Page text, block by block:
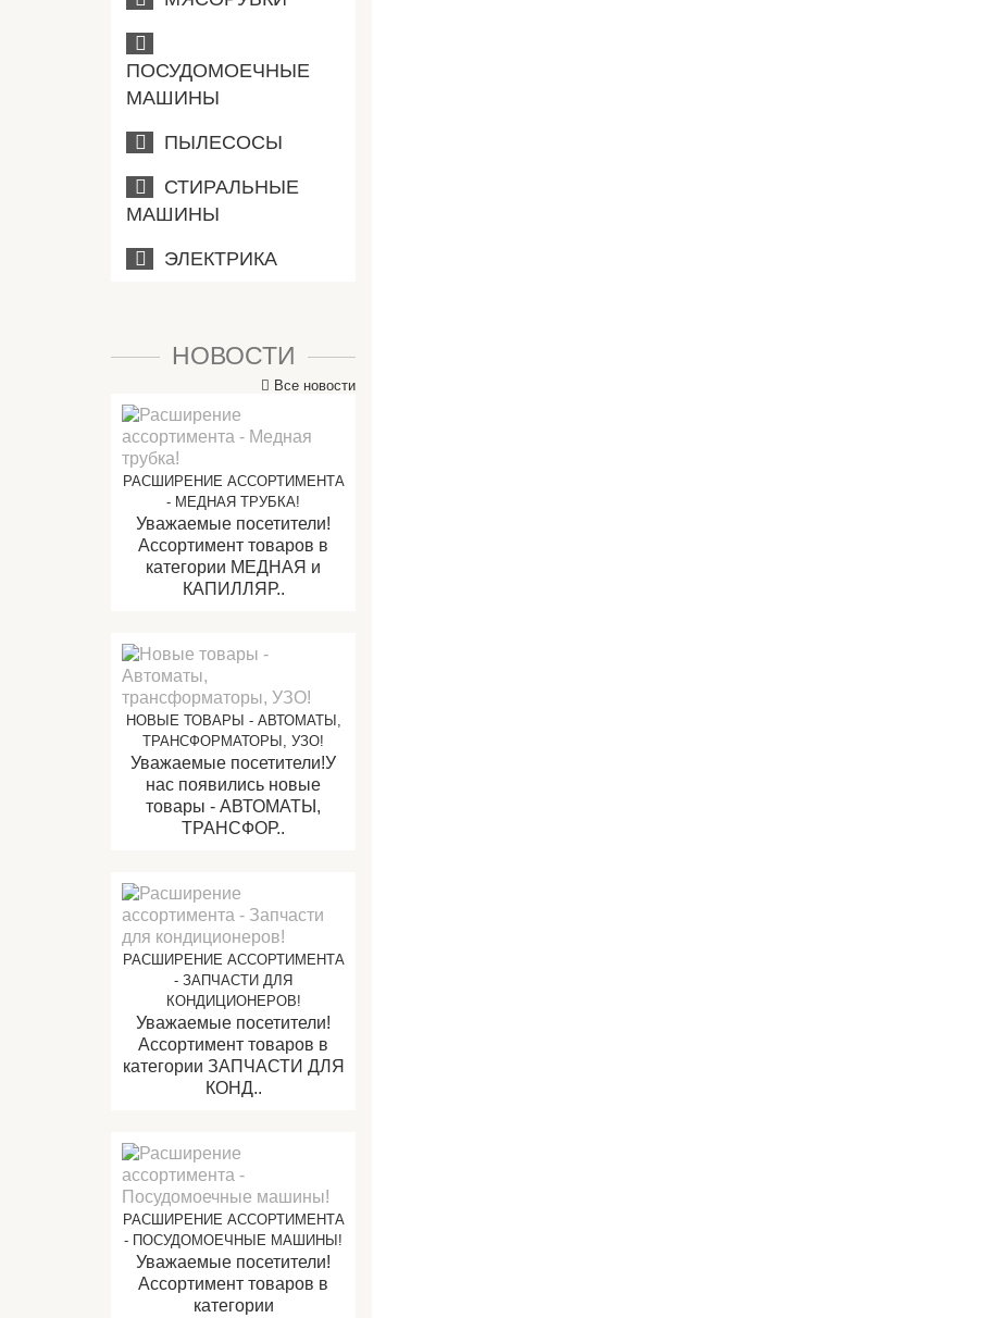
ПОСУДОМОЕЧНЫЕ
МАШИНЫ
ПЫЛЕСОСЫ
СТИРАЛЬНЫЕ
МАШИНЫ
ЭЛЕКТРИКА
НОВОСТИ
Все новости
РАСШИРЕНИЕ АССОРТИМЕНТА
- МЕДНАЯ ТРУБКА!
Уважаемые посетители!
Ассортимент товаров в
категории МЕДНАЯ и
КАПИЛЛЯР..
НОВЫЕ ТОВАРЫ - АВТОМАТЫ,
ТРАНСФОРМАТОРЫ, УЗО!
Уважаемые посетители!У
нас появились новые
товары - АВТОМАТЫ,
ТРАНСФОР..
РАСШИРЕНИЕ АССОРТИМЕНТА
- ЗАПЧАСТИ ДЛЯ
КОНДИЦИОНЕРОВ!
Уважаемые посетители!
Ассортимент товаров в
категории ЗАПЧАСТИ ДЛЯ
КОНД..
РАСШИРЕНИЕ АССОРТИМЕНТА
- ПОСУДОМОЕЧНЫЕ МАШИНЫ!
Уважаемые посетители!
Ассортимент товаров в
категории